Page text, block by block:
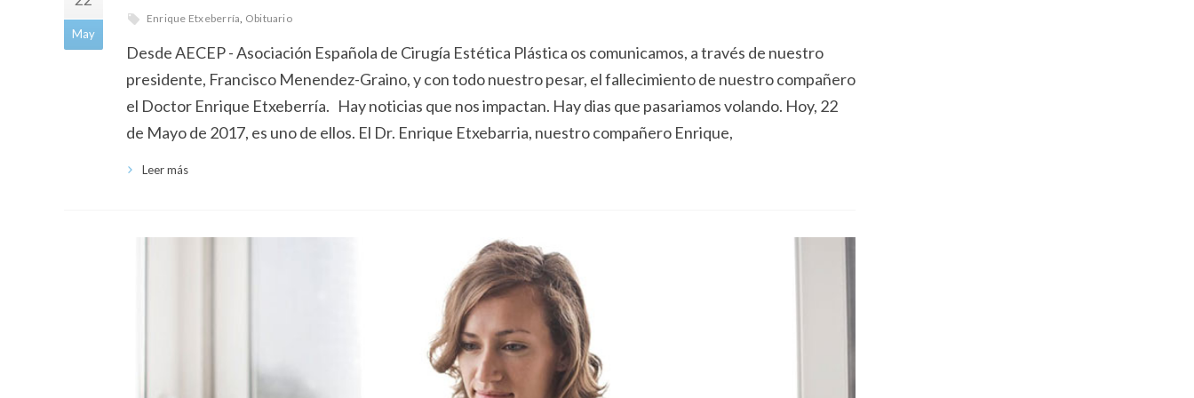
May
Enrique Etxeberría, Obituario
Desde AECEP - Asociación Española de Cirugía Estética Plástica os comunicamos, a través de nuestro
presidente, Francisco Menendez-Graino, y con todo nuestro pesar, el fallecimiento de nuestro compañero
el Doctor Enrique Etxeberría. Hay noticias que nos impactan. Hay dias que pasariamos volando. Hoy, 22
de Mayo de 2017, es uno de ellos. El Dr. Enrique Etxebarria, nuestro compañero Enrique,
Leer más